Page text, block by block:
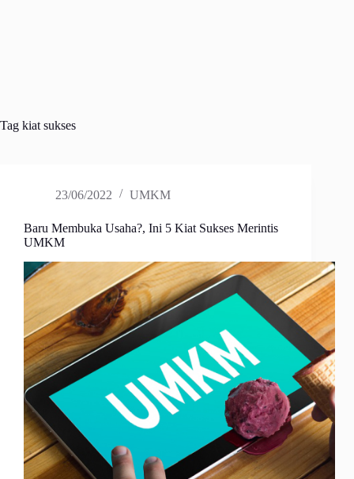
Tag kiat sukses
23/06/2022 UMKM
Baru Membuka Usaha?, Ini 5 Kiat Sukses Merintis
UMKM